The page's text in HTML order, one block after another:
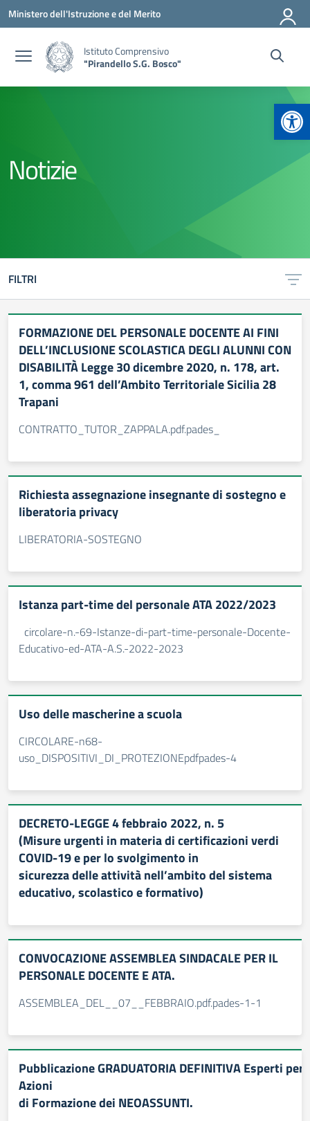
Vai ai contenuti
Vai al menu di navigazione
Vai al footer
Ministero dell'Istruzione e del Merito
Istituto Comprensivo
"Pirandello S.G. Bosco"
Notizie
FILTRI
FORMAZIONE DEL PERSONALE DOCENTE AI FINI
DELL’INCLUSIONE SCOLASTICA DEGLI ALUNNI CON
DISABILITÀ Legge 30 dicembre 2020, n. 178, art.
1, comma 961 dell’Ambito Territoriale Sicilia 28
Trapani
CONTRATTO_TUTOR_ZAPPALA.pdf.pades_
Richiesta assegnazione insegnante di sostegno e
liberatoria privacy
LIBERATORIA-SOSTEGNO
Istanza part-time del personale ATA 2022/2023
circolare-n.-69-Istanze-di-part-time-personale-Docente-
Educativo-ed-ATA-A.S.-2022-2023
Uso delle mascherine a scuola
CIRCOLARE-n68-
uso_DISPOSITIVI_DI_PROTEZIONEpdfpades-4
DECRETO-LEGGE 4 febbraio 2022, n. 5
(Misure urgenti in materia di certificazioni verdi
COVID-19 e per lo svolgimento in
sicurezza delle attività nell’ambito del sistema
educativo, scolastico e formativo)
CONVOCAZIONE ASSEMBLEA SINDACALE PER IL
PERSONALE DOCENTE E ATA.
ASSEMBLEA_DEL__07__FEBBRAIO.pdf.pades-1-1
Pubblicazione GRADUATORIA DEFINITIVA Esperti
Azioni
di Formazione dei NEOASSUNTI.